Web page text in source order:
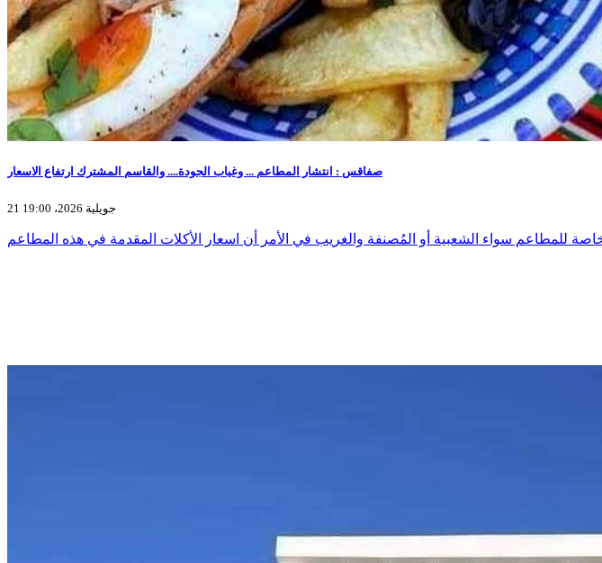
صفاقس : انتشار المطاعم ... وغياب الجودة.... والقاسم المشترك ارتفاع الاسعار
21 جويلية 2026، 19:00